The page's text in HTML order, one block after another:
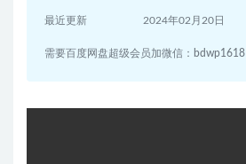
最近更新 2024年02月20日
需要百度网盘超级会员加微信：bdwp1618